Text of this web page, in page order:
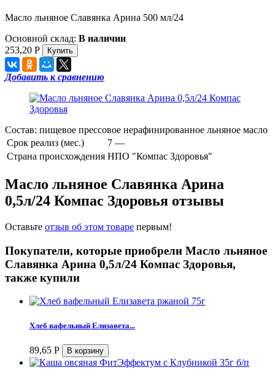
Масло льняное Славянка Арина 500 мл/24
Основной склад: В наличии
253,20 Р
Добавить к сравнению
Состав: пищевое прессовое нерафинированное льняное масло
Срок реализ (мес.)
7 —
Страна происхождения НПО "Компас Здоровья"
Масло льняное Славянка Арина
0,5л/24 Компас Здоровья отзывы
Оставьте отзыв об этом товаре первым!
Покупатели, которые приобрели Масло льняное
Славянка Арина 0,5л/24 Компас Здоровья,
также купили
Хлеб вафельный Елизавета...
89,65 Р